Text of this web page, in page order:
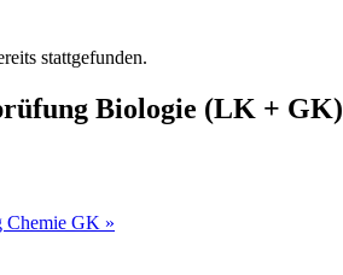
stattgefunden.
Biologie (LK + GK)
Chemie GK »